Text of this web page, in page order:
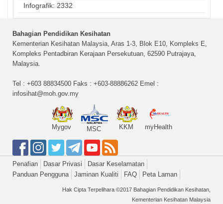
Infografik: 2332
Bahagian Pendidikan Kesihatan
Kementerian Kesihatan Malaysia, Aras 1-3, Blok E10, Kompleks E,
Kompleks Pentadbiran Kerajaan Persekutuan, 62590 Putrajaya,
Malaysia.
Tel : +603 88834500 Faks : +603-88886262 Emel :
infosihat@moh.gov.my
Mygov MSC KKM myHealth
Penafian Dasar Privasi
Dasar Keselamatan
Panduan Pengguna
Jaminan Kualiti FAQ Peta Laman
Hak Cipta Terpelihara ©2017 Bahagian Pendidikan Kesihatan,
Kementerian Kesihatan Malaysia